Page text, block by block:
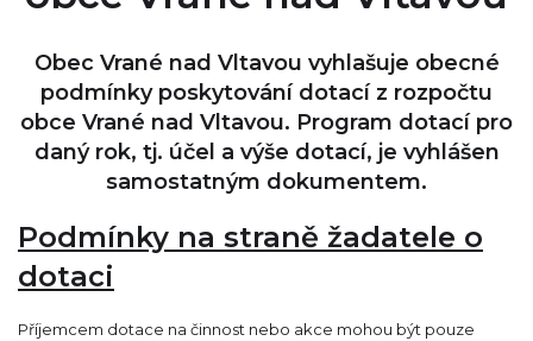
Obec Vrané nad Vltavou vyhlašuje obecné
podmínky poskytování dotací z rozpočtu
obce Vrané nad Vltavou. Program dotací pro
daný rok, tj. účel a výše dotací, je vyhlášen
samostatným dokumentem.
Podmínky na straně žadatele o
dotaci
Příjemcem dotace na činnost nebo akce mohou být pouze